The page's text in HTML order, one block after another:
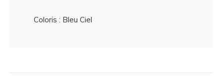
Coloris : Bleu Ciel